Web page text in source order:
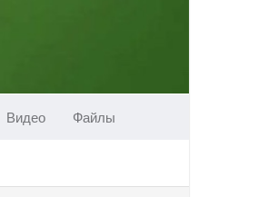
Видео Файлы